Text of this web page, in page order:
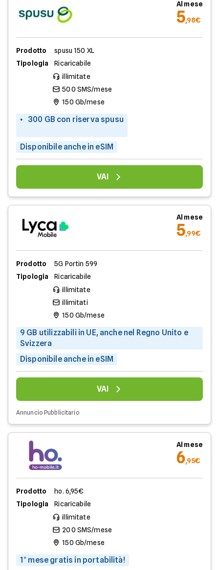
Al mese
5,98€
Prodotto
spusu 150 XL
Tipologia
Ricaricabile
illimitate
500 SMS/mese
150 Gb/mese
300 GB con riserva spusu
Disponibile anche in eSIM
VAI
Al mese
5,99€
Prodotto
5G Portin 599
Tipologia
Ricaricabile
illimitate
illimitati
150 Gb/mese
9 GB utilizzabili in UE, anche nel Regno Unito e
Svizzera
Disponibile anche in eSIM
VAI
Annuncio Pubblicitario
Al mese
6,95€
Prodotto
ho. 6,95€
Tipologia
Ricaricabile
illimitate
200 SMS/mese
150 Gb/mese
1° mese gratis in portabilità!